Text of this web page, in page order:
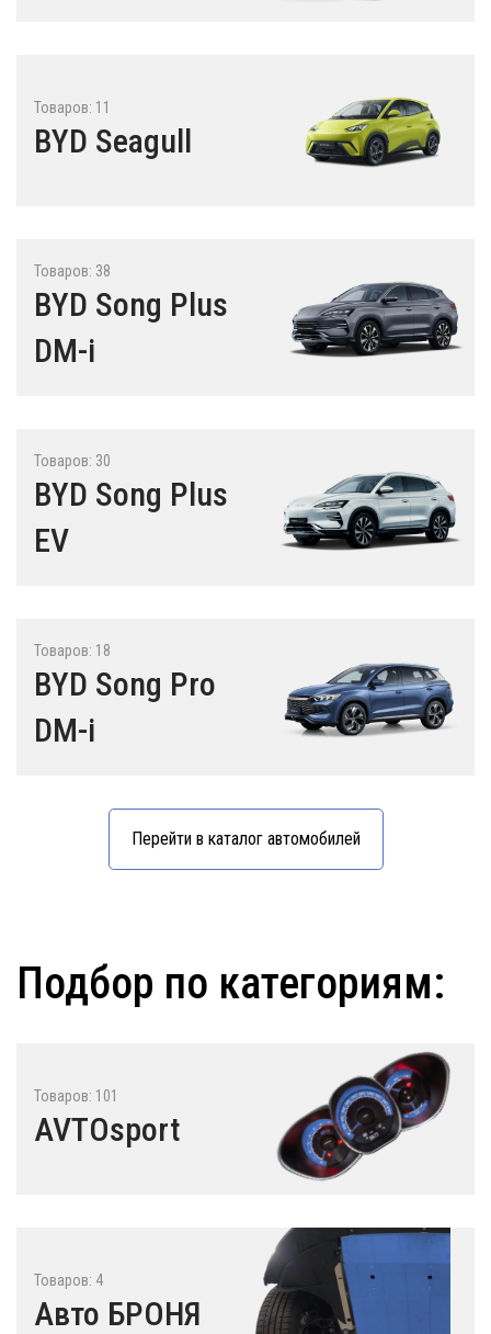
Товаров: 11
BYD Seagull
Товаров: 38
BYD Song Plus
DM-i
Товаров: 30
BYD Song Plus
EV
Товаров: 18
BYD Song Pro
DM-i
Перейти в каталог автомобилей
Подбор по категориям:
Товаров: 101
AVTOsport
Товаров: 4
Авто БРОНЯ